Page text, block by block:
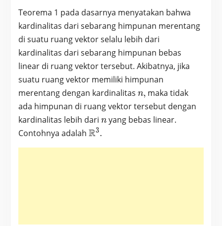
m.
Teorema 1 pada dasarnya menyatakan bahwa
kardinalitas dari sebarang himpunan merentang
di suatu ruang vektor selalu lebih dari
kardinalitas dari sebarang himpunan bebas
linear di ruang vektor tersebut. Akibatnya, jika
suatu ruang vektor memiliki himpunan
merentang dengan kardinalitas n,
n, maka tidak
ada himpunan di ruang vektor tersebut dengan
kardinalitas lebih dari n
nyang bebas linear.
Contohnya adalah \mathbb{R}^3.
R3.